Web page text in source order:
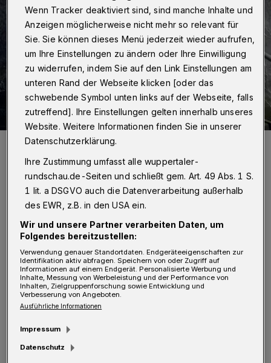
Den unteren Teil der Gronautreppe hat Ulrike Krahe (vorn) schon
es aber noch viel Arbeit. Beim Ortstermin mit dabei waren Heinz-
Willi Riedesel (li.) sowie Atti und Renate Reinartz vom Unterbarmer
Bürgerverein.
Foto: Wuppertaler Rundschau/Simone Bahrmann
G ronautreppe – so nennen die
Unterbarmer die Verbindung zwischen
Grönhoff- und Gronaustraße. Der Weg wird
intensiv genutzt – zum Beispiel auch als
Schulweg. Seit einiger Zeit hat hier
Wenn Tracker deaktiviert sind, sind manche Inhalte und
Anzeigen möglicherweise nicht mehr so relevant für
Sie. Sie können dieses Menü jederzeit wieder aufrufen,
um Ihre Einstellungen zu ändern oder Ihre Einwilligung
zu widerrufen, indem Sie auf den Link Einstellungen am
unteren Rand der Webseite klicken [oder das
schwebende Symbol unten links auf der Webseite, falls
zutreffend]. Ihre Einstellungen gelten innerhalb unseres
Website. Weitere Informationen finden Sie in unserer
Datenschutzerklärung.
Ihre Zustimmung umfasst alle wuppertaler-
rundschau.de-Seiten und schließt gem. Art. 49 Abs. 1 S.
1 lit. a DSGVO auch die Datenverarbeitung außerhalb
des EWR, z.B. in den USA ein.
Wir und unsere Partner verarbeiten Daten, um
Folgendes bereitzustellen:
Verwendung genauer Standortdaten. Endgeräteeigenschaften zur
Identifikation aktiv abfragen. Speichern von oder Zugriff auf
Informationen auf einem Endgerät. Personalisierte Werbung und
Inhalte, Messung von Werbeleistung und der Performance von
Inhalten, Zielgruppenforschung sowie Entwicklung und
Verbesserung von Angeboten.
Ausführliche Informationen
Impressum
Datenschutz